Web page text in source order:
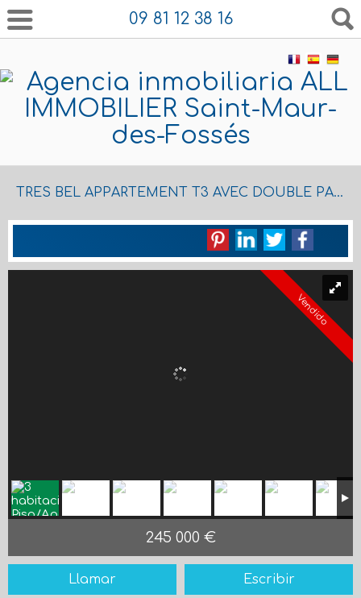
09 81 12 38 16
TRES BEL APPARTEMENT T3 AVEC DOUBLE PARKING BOXABLE
Vendido
245 000 €
Llamar Escribir